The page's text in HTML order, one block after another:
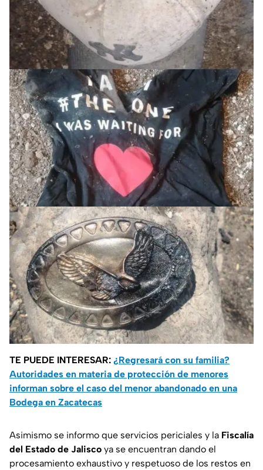
TE PUEDE INTERESAR: ¿Regresará con su familia?
Autoridades en materia de protección de menores
informan sobre el caso del menor abandonado en una
Bodega en Zacatecas
Asimismo se informo que servicios periciales y la Fiscalía
del Estado de Jalisco ya se encuentran dando el
procesamiento exhaustivo y respetuoso de los restos en